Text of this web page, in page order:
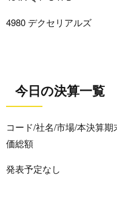
4980 デクセリアルズ
今日の決算一覧
コード/社名/市場/本決算
価総額
発表予定なし